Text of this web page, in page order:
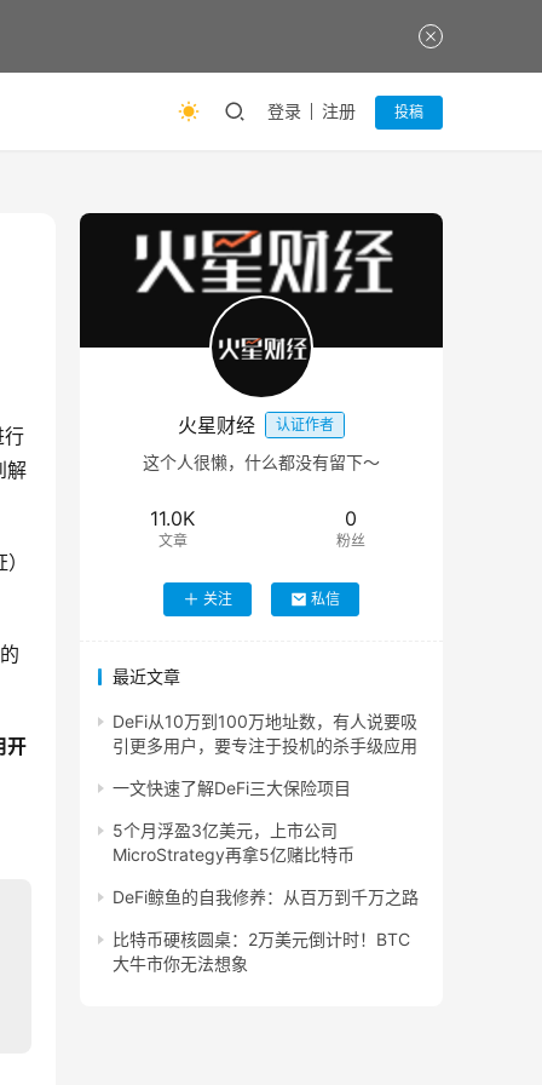
登录 注册 投稿
行
解
开
火星财经 认证作者
这个人很懒，什么都没有留下～
11.0K
文章
0
粉丝
关注 私信
最近文章
DeFi从10万到100万地址数，有人说要吸
引更多用户，要专注于投机的杀手级应用
一文快速了解DeFi三大保险项目
5个月浮盈3亿美元，上市公司
MicroStrategy再拿5亿赌比特币
DeFi鲸鱼的自我修养：从百万到千万之路
比特币硬核圆桌：2万美元倒计时！BTC
大牛市你无法想象